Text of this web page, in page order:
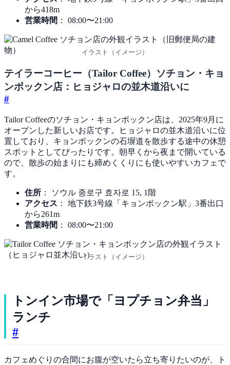
から418m
営業時間 ： 08:00〜21:00
イラスト（イメージ）
テイラーコーヒー（Tailor Coffee）ソチョン・キョ
ンボックン店：ヒョジャロの並木道沿いに
#
Tailor Coffeeのソチョン・キョンボックン店は、2025年9月に
オープンした新しいお店です。ヒョジャロの並木道沿いに位
置しており、キョンボックンの石塀道を散歩する途中の休憩
スポットとしてぴったりです。朝早くから夜まで開いている
ので、散歩の始まりにも締めくくりにも使いやすいカフェで
す。
住所 ： ソウル 종로구 효자로 15, 1階
アクセス ： 地下鉄3号線「キョンボックン駅」3番出口
から261m
営業時間 ： 08:00〜21:00
イラスト（イメージ）
トンイン市場で「ヨプチョン弁当」
ランチ
#
カフェめぐりの合間にお腹が空いたら立ち寄りたいのが、ト